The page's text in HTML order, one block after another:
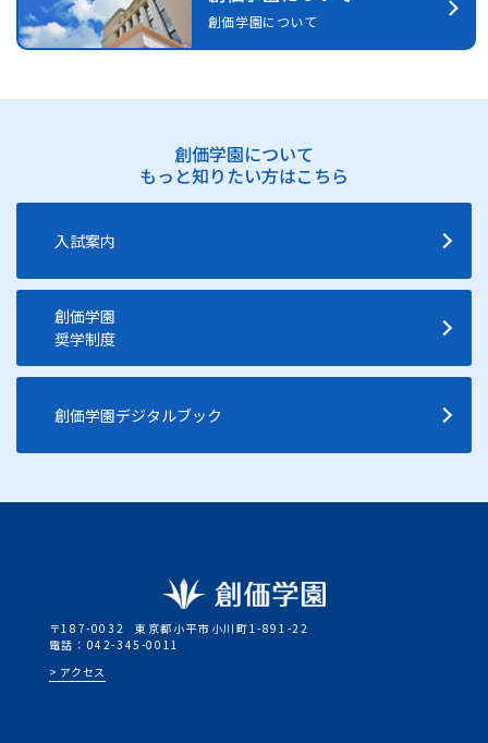
創価学園について
創価学園について
もっと知りたい方はこちら
入試案内
創価学園
奨学制度
創価学園デジタルブック
〒187-0032
東京都小平市小川町1-891-22
電話：042-345-0011
アクセス